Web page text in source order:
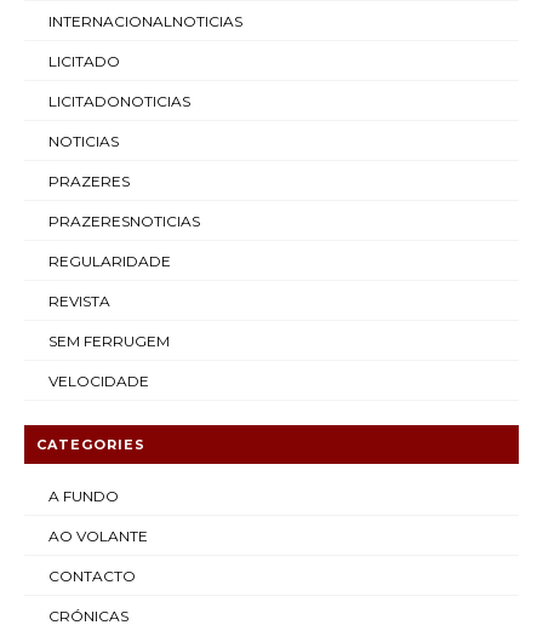
INTERNACIONALNOTICIAS
LICITADO
LICITADONOTICIAS
NOTICIAS
PRAZERES
PRAZERESNOTICIAS
REGULARIDADE
REVISTA
SEM FERRUGEM
VELOCIDADE
CATEGORIES
A FUNDO
AO VOLANTE
CONTACTO
CRÓNICAS